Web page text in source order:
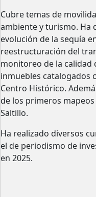
Cubre temas de
ambiente y turismo. Ha
evolución de la sequía
reestructuración del
monitoreo de la calidad
inmuebles catalogados
Centro Histórico.
de los primeros
Saltillo.
Ha realizado diversos
el de periodismo de
en 2025.